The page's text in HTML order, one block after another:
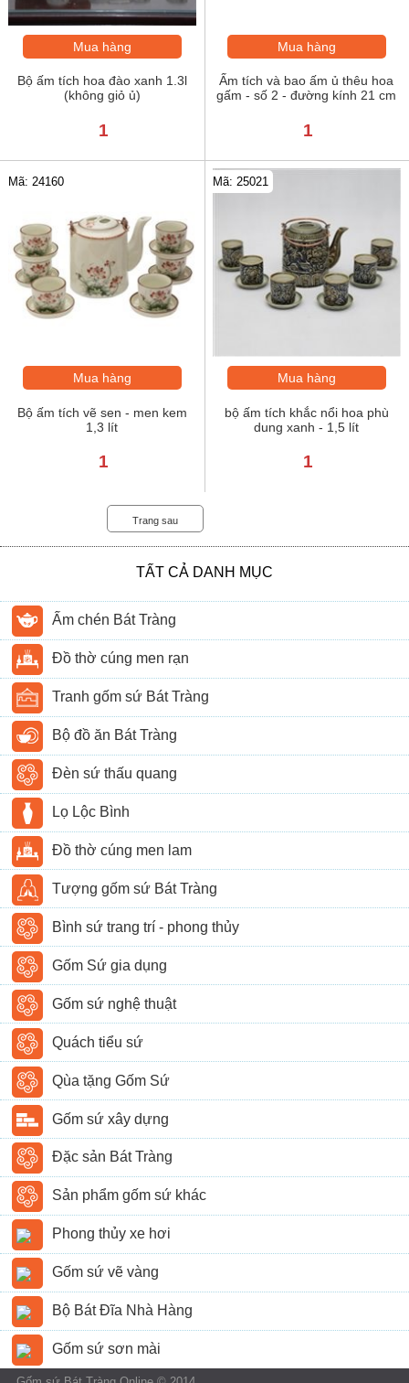
Mua hàng
Bộ ấm tích hoa đào xanh 1.3l
(không giỏ ủ)
1
Mua hàng
Ấm tích và bao ấm ủ thêu hoa
gấm - số 2 - đường kính 21 cm
1
Mã: 24160
Mua hàng
Bộ ấm tích vẽ sen - men kem
1,3 lít
1
Mã: 25021
Mua hàng
bộ ấm tích khắc nổi hoa phù
dung xanh - 1,5 lít
1
Trang sau
TẤT CẢ DANH MỤC
Ấm chén Bát Tràng
Đồ thờ cúng men rạn
Tranh gốm sứ Bát Tràng
Bộ đồ ăn Bát Tràng
Đèn sứ thấu quang
Lọ Lộc Bình
Đồ thờ cúng men lam
Tượng gốm sứ Bát Tràng
Bình sứ trang trí - phong thủy
Gốm Sứ gia dụng
Gốm sứ nghệ thuật
Quách tiểu sứ
Qùa tặng Gốm Sứ
Gốm sứ xây dựng
Đặc sản Bát Tràng
Sản phẩm gốm sứ khác
Phong thủy xe hơi
Gốm sứ vẽ vàng
Bộ Bát Đĩa Nhà Hàng
Gốm sứ sơn mài